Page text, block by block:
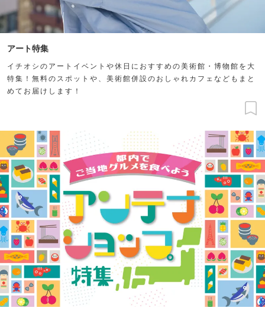
アート特集
イチオシのアートイベントや休日におすすめの美術館・博物館を大
特集！無料のスポットや、美術館併設のおしゃれカフェなどもまと
めてお届けします！